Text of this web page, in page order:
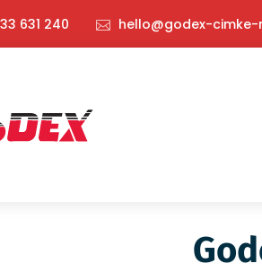
631 240  hello@godex-